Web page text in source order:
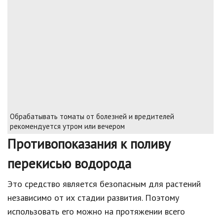
Обрабатывать томаты от болезней и вредителей
рекомендуется утром или вечером
Противопоказания к поливу
перекисью водорода
Это средство является безопасным для растений
независимо от их стадии развития. Поэтому
использовать его можно на протяжении всего